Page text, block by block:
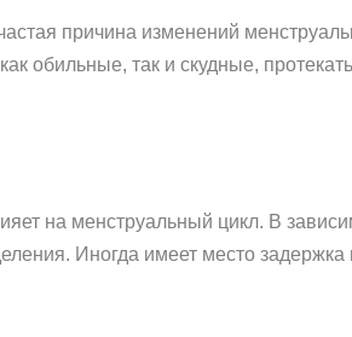
причина изменений
обильные, так и скудные,
на менструальный цикл. В
Иногда имеет место